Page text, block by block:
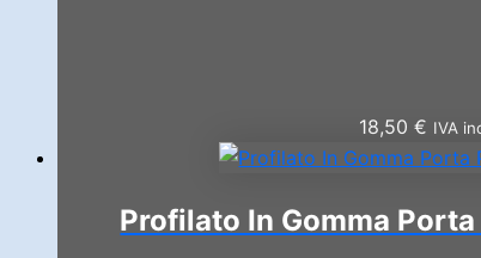
18,50 € IVA
Profilato In Gomma